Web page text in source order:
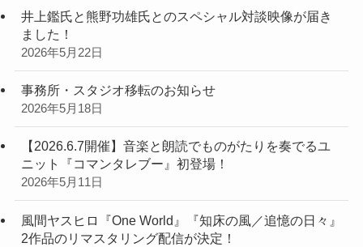
井上鑑氏と熊野功雄氏とのスペシャル対談映像が届き
ました！
2026年5月22日
事務所・スタジオ移転のお知らせ
2026年5月18日
【2026.6.7開催】音楽と朗読でものがたりを奏でるユ
ニット『コマンタレブー』初登場！
2026年5月11日
風間ヤスヒロ『One World』『知床の風／追憶の日々』
2作品のリマスタリング配信が決定！